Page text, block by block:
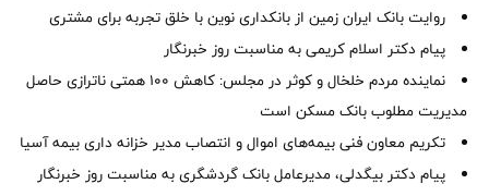
روایت بانک ایران زمین از بانکداری نوین با خلق تجربه برای مشتری
پیام دکتر اسلام کریمی به مناسبت روز خبرنگار
نماینده مردم خلخال و کوثر در مجلس: کاهش ۱۰۰ همتی ناترازی حاصل
مدیریت مطلوب بانک مسکن است
تکریم معاون فنی بیمه‌های اموال و انتصاب مدیر خزانه داری بیمه آسیا
پیام دکتر بیگدلی، مدیرعامل بانک گردشگری به مناسبت روز خبرنگار